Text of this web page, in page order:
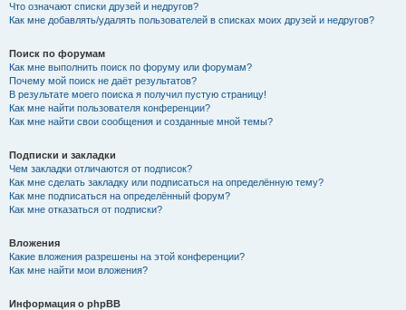
Что означают списки друзей и недругов?
Как мне добавлять/удалять пользователей в списках моих друзей и недругов?
Поиск по форумам
Как мне выполнить поиск по форуму или форумам?
Почему мой поиск не даёт результатов?
В результате моего поиска я получил пустую страницу!
Как мне найти пользователя конференции?
Как мне найти свои сообщения и созданные мной темы?
Подписки и закладки
Чем закладки отличаются от подписок?
Как мне сделать закладку или подписаться на определённую тему?
Как мне подписаться на определённый форум?
Как мне отказаться от подписки?
Вложения
Какие вложения разрешены на этой конференции?
Как мне найти мои вложения?
Информация о phpBB